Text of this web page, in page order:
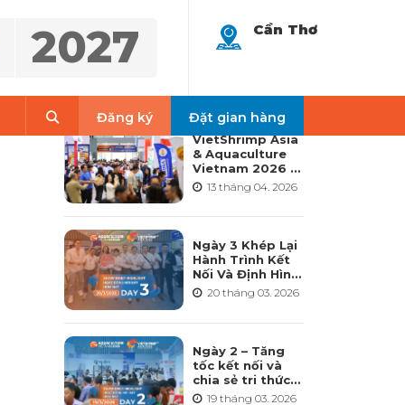
2027 Cần Thơ
Đăng ký
Đặt gian hàng
VietShrimp Asia
& Aquaculture
Vietnam 2026 –
Nền tảng nuôi
trồng thủy sản
nhất tại Việt
Nam
13 tháng 04. 2026
Ngày 3 Khép Lại
Hành Trình Kết
Nối Và Định Hình
Tương Lai
Ngành Thủy Sản
Aquaculture
Vietnam 2026
20 tháng 03. 2026
Ngày 2 – Tăng
tốc kết nối và
chia sẻ tri thức
cho ngành thủy
19 tháng 03. 2026